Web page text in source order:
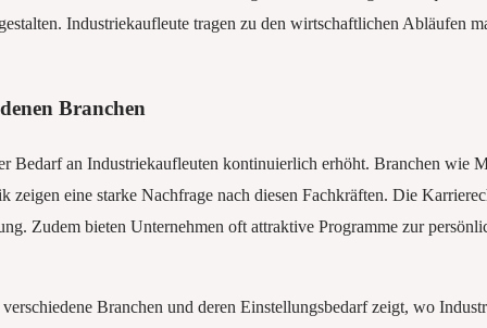
Industriekaufleute tragen zu den wirtschaftlichen Abläufen
Branchen
Bedarf an Industriekaufleuten kontinuierlich erhöht. Branchen wie
eine starke Nachfrage nach diesen Fachkräften. Die
Zudem bieten Unternehmen oft attraktive Programme zur
Branchen und deren Einstellungsbedarf zeigt, wo